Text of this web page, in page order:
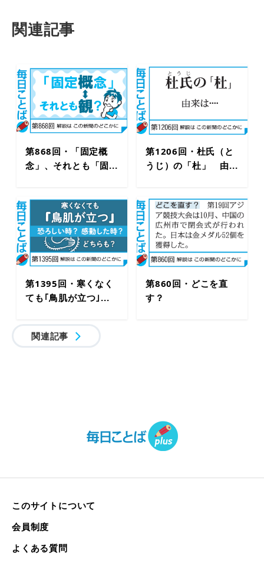
関連記事
第868回・「固定概
念」、それとも「固...
第1206回・杜氏（と
うじ）の「杜」 由...
第1395回・寒くなく
ても｢鳥肌が立つ｣...
第860回・どこを直
す？
関連記事
このサイトについて
会員制度
よくある質問